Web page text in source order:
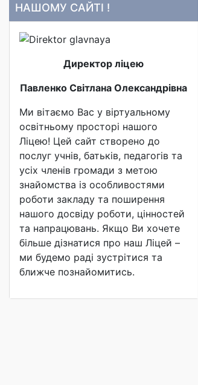
НАШОМУ САЙТІ !
Директор ліцею
Павленко Світлана Олександрівна
Ми вітаємо Вас у віртуальному
освітньому просторі нашого
Ліцею! Цей сайт створено до
послуг учнів, батьків, педагогів та
усіх членів громади з метою
знайомства із особливостями
роботи закладу та поширення
нашого досвіду роботи, цінностей
та напрацювань. Якщо Ви хочете
більше дізнатися про наш Ліцей –
ми будемо раді зустрітися та
ближче познайомитись.